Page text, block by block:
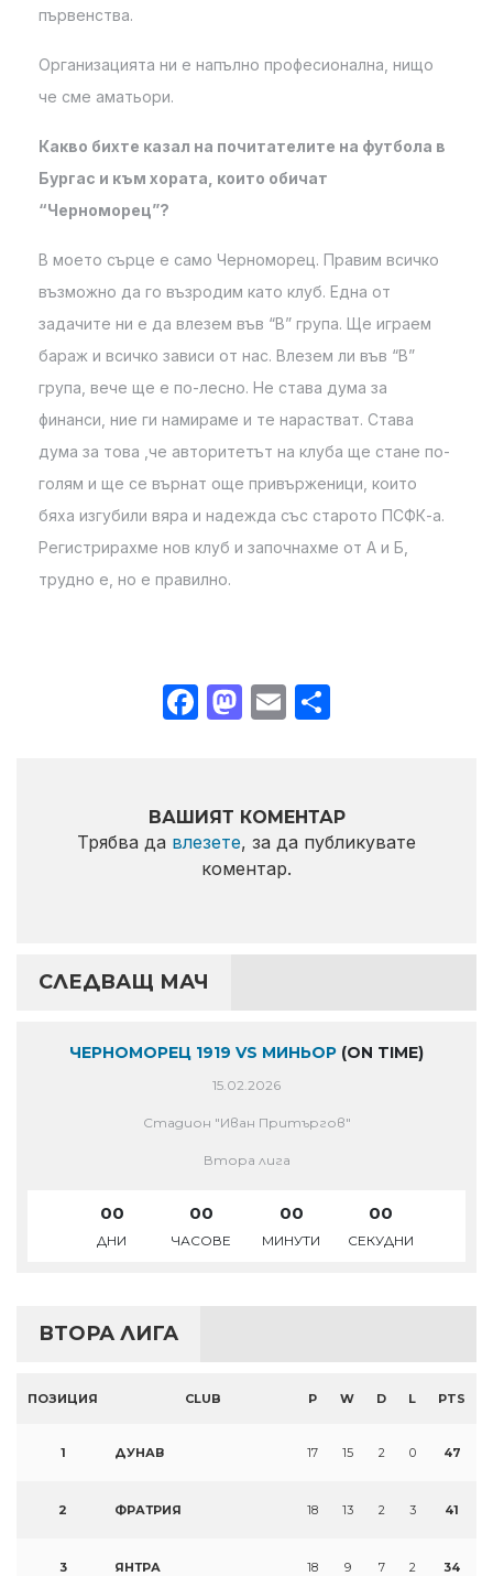
първенства.
Организацията ни е напълно професионална, нищо
че сме аматьори.
Какво бихте казал на почитателите на футбола в
Бургас и към хората, които обичат
“Черноморец”?
В моето сърце е само Черноморец. Правим всичко
възможно да го възродим като клуб. Една от
задачите ни е да влезем във “В” група. Ще играем
бараж и всичко зависи от нас. Влезем ли във “В”
група, вече ще е по-лесно. Не става дума за
финанси, ние ги намираме и те нарастват. Става
дума за това ,че авторитетът на клуба ще стане по-
голям и ще се върнат още привърженици, които
бяха изгубили вяра и надежда със старото ПСФК-а.
Регистрирахме нов клуб и започнахме от А и Б,
трудно е, но е правилно.
Facebook
Mastodon
Email
ВАШИЯТ КОМЕНТАР
Трябва да влезете, за да публикувате
коментар.
СЛЕДВАЩ МАЧ
ЧЕРНОМОРЕЦ 1919 VS МИНЬОР (ON TIME)
15.02.2026
Стадион "Иван Притъргов"
Втора лига
00
ДНИ
00
ЧАСОВЕ
00
МИНУТИ
00
СЕКУДНИ
ВТОРА ЛИГА
ПОЗИЦИЯ CLUB P W D L PTS
1 ДУНАВ 17 15 2 0 47
2 ФРАТРИЯ 18 13 2 3 41
3 ЯНТРА 18 9 7 2 34